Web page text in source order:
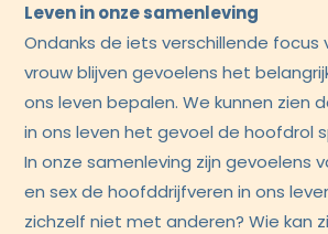
Leven in onze samenleving
Ondanks de iets verschillende focus
vrouw blijven gevoelens het
ons leven bepalen. We kunnen zien
in ons leven het gevoel de hoofdrol
In onze samenleving zijn gevoelens
en sex de hoofddrijfveren in ons
zichzelf niet met anderen? Wie kan